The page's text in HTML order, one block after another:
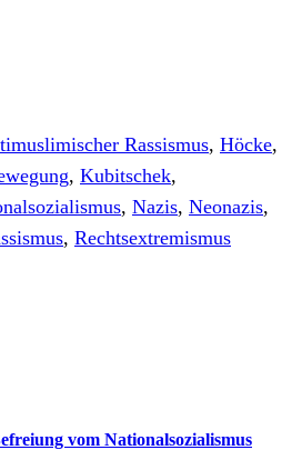
Rassismus, Höcke,
, Kubitschek,
, Nazis, Neonazis,
, Rechtsextremismus
vom Nationalsozialismus